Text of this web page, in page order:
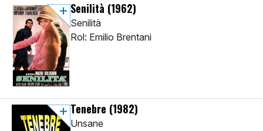
Senilità (1962)
Senilità
Rol: Emilio Brentani
Tenebre (1982)
Unsane